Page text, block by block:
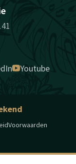
Youtube
Voorwaarden